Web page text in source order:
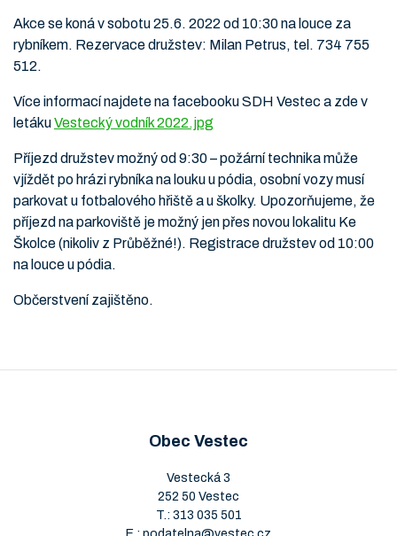
Akce se koná v sobotu 25.6. 2022 od 10:30 na louce za
rybníkem. Rezervace družstev: Milan Petrus, tel. 734 755
512.
Více informací najdete na facebooku SDH Vestec a zde v
letákuVestecký vodník 2022.jpg
Příjezd družstev možný od 9:30 – požární technika může
vjíždět po hrázi rybníka na louku u pódia, osobní vozy musí
parkovat u fotbalového hřiště a u školky. Upozorňujeme, že
příjezd na parkoviště je možný jen přes novou lokalitu Ke
Školce (nikoliv z Průběžné!). Registrace družstev od 10:00
na louce u pódia.
Občerstvení zajištěno.
Obec Vestec
Vestecká 3
252 50 Vestec
T.: 313 035 501